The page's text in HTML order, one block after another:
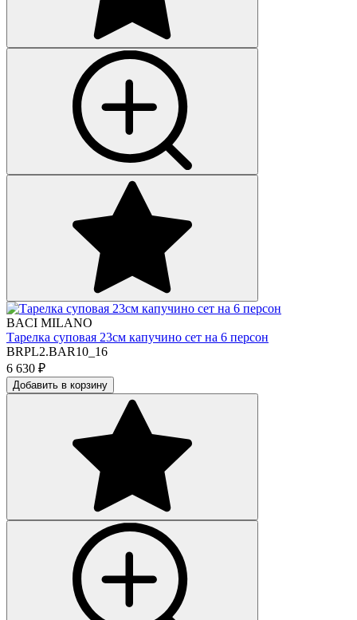
BACI MILANO
Тарелка суповая 23см капучино сет на 6 персон
BRPL2.BAR10_16
6 630 ₽
Добавить в корзину